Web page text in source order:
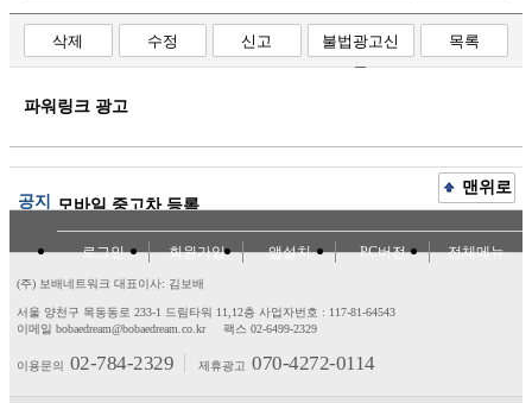
삭제 수정 신고
불법광고신
고
목록
파워링크 광고
공지 모바일 중고차 등록
맨위로
로그인 회원가입 앱설치 PC버전 전체메뉴
(주) 보배네트워크 대표이사: 김보배
서울 양천구 목동동로 233-1 드림타워 11,12층 사업자번호 : 117-81-64543
이메일 bobaedream@bobaedream.co.kr
팩스 02-6499-2329
이용문의 02-784-2329 제휴광고 070-4272-0114